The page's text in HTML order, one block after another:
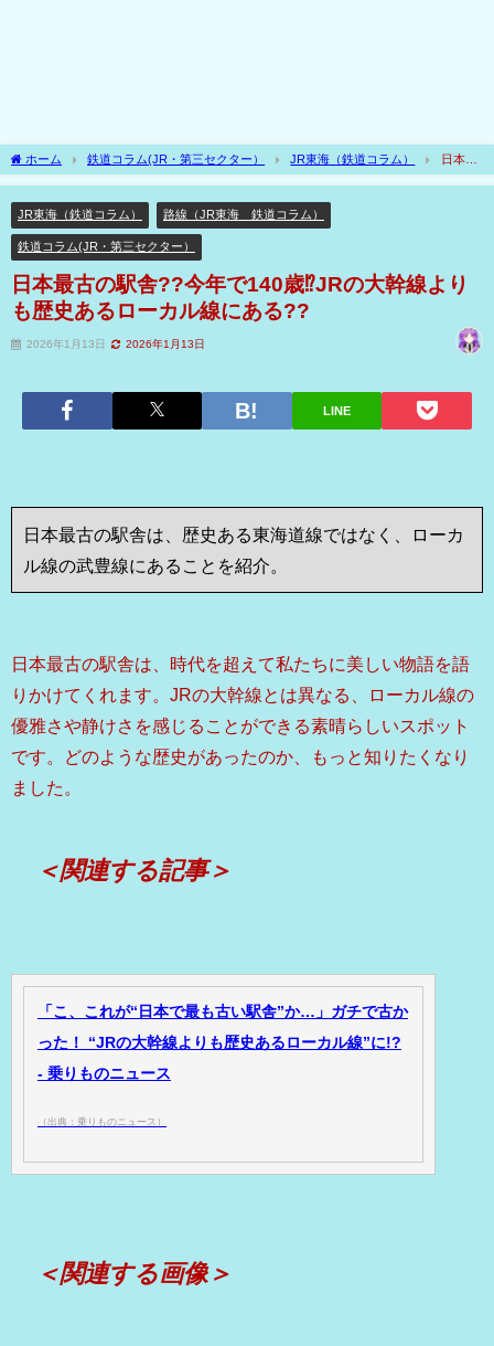
ホーム 鉄道コラム(JR・第三セクター） JR東海（鉄道コラム）
日本最
古の駅舎??今年で140歳⁉JRの大幹線よりも歴史あるローカル線にある??
JR東海（鉄道コラム） 路線（JR東海 鉄道コラム）
鉄道コラム(JR・第三セクター）
日本最古の駅舎??今年で140歳⁉JRの大幹線より
も歴史あるローカル線にある??
2026年1月13日 2026年1月13日
LINE
日本最古の駅舎は、歴史ある東海道線ではなく、ローカ
ル線の武豊線にあることを紹介。
日本最古の駅舎は、時代を超えて私たちに美しい物語を語
りかけてくれます。JRの大幹線とは異なる、ローカル線の
優雅さや静けさを感じることができる素晴らしいスポット
です。どのような歴史があったのか、もっと知りたくなり
ました。
＜関連する記事＞
「こ、これが“日本で最も古い駅舎”か…」ガチで古か
った！ “JRの大幹線よりも歴史あるローカル線”に!?
- 乗りものニュース
（出典：乗りものニュース）
＜関連する画像＞